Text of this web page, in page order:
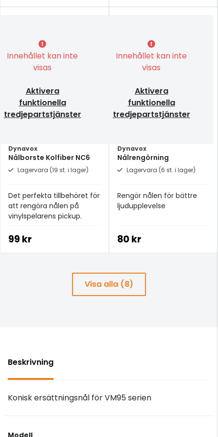
Innehållet kan inte
visas
Aktivera
funktionella
tredjepartstjänster
Dynavox
Nålborste Kolfiber NC6
Lagervara (19 st. i lager)
Det perfekta tillbehöret för
att rengöra nålen på
vinylspelarens pickup.
99 kr
Innehållet kan inte
visas
Aktivera
funktionella
tredjepartstjänster
Dynavox
Nålrengörning
Lagervara (6 st. i lager)
Rengör nålen för bättre
ljudupplevelse
80 kr
Visa alla (8)
Beskrivning
Konisk ersättningsnål för VM95 serien
Modell